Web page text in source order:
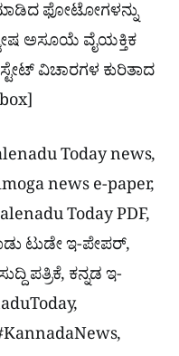
ಫೋಟೋಗಳನ್ನು
ಅಸೂಯೆ ವೈಯಕ್ತಿಕ
ವಿಚಾರಗಳ ಕುರಿತಾದ
Today news,
news e-paper,
Today PDF,
ಟುಡೇ ಇ-ಪೇಪರ್,
ಪತ್ರಿಕೆ, ಕನ್ನಡ ಇ-